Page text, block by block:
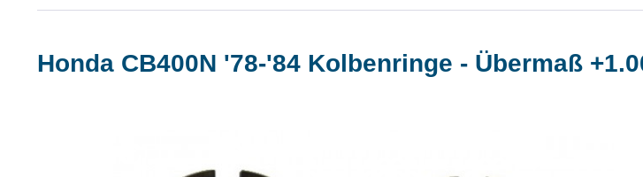
Honda CB400N '78-'84 Kolbenringe - Übermaß